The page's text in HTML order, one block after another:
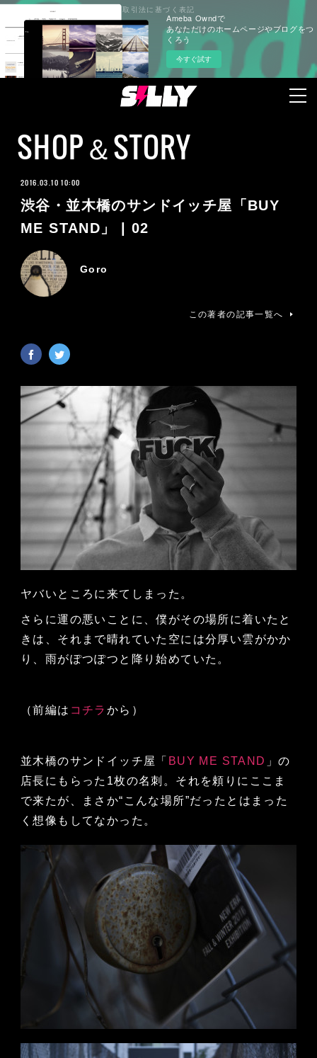
Ameba Owndで
あなただけのホームページやブログをつ
くろう
今すぐ試す
SHOP＆STORY
2016.03.10 10:00
渋谷・並木橋のサンドイッチ屋「BUY
ME STAND」 | 02
Goro
この著者の記事一覧へ
ヤバいところに来てしまった。
さらに運の悪いことに、僕がその場所に着いたと
きは、それまで晴れていた空には分厚い雲がかか
り、雨がぽつぽつと降り始めていた。
（前編は コチラ から）
並木橋のサンドイッチ屋「 BUY ME STAND 」の
店長にもらった1枚の名刺。それを頼りにここま
で来たが、まさか“こんな場所”だったとはまった
く想像もしてなかった。
プライバシーポリシー 特定商取引法に基づく表記